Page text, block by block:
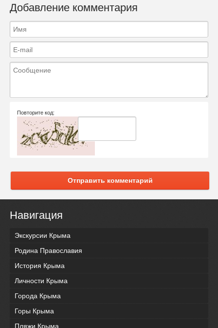
Добавление комментария
Повторите код:
Отправить комментарий
Навигация
Экскурсии Крыма
Родина Православия
История Крыма
Личности Крыма
Города Крыма
Горы Крыма
Пляжи Крыма